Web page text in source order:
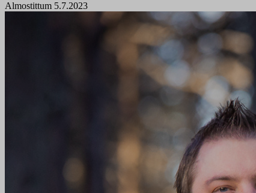
Almostittum 5.7.2023